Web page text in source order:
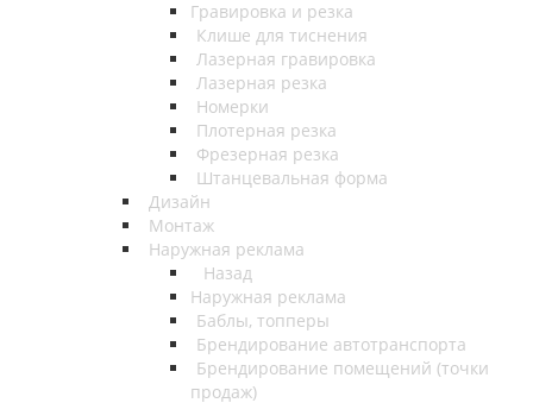
Гравировка и резка
Клише для тиснения
Лазерная гравировка
Лазерная резка
Номерки
Плотерная резка
Фрезерная резка
Штанцевальная форма
Дизайн
Монтаж
Наружная реклама
Назад
Наружная реклама
Баблы, топперы
Брендирование автотранспорта
Брендирование помещений (точки
продаж)